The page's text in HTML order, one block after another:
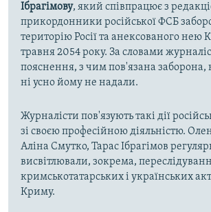
Ібрагімову, який співпрацює з
прикордонники російської ФСБ
територію Росії та анексованого нею
травня 2054 року. За словами
пояснення, з чим пов'язана заборона,
ні усно йому не надали.
Журналісти пов'язують такі дії
зі своєю професійною діяльністю.
Аліна Смутко, Тарас Ібрагімов
висвітлювали, зокрема,
кримськотатарських і українських
Криму.